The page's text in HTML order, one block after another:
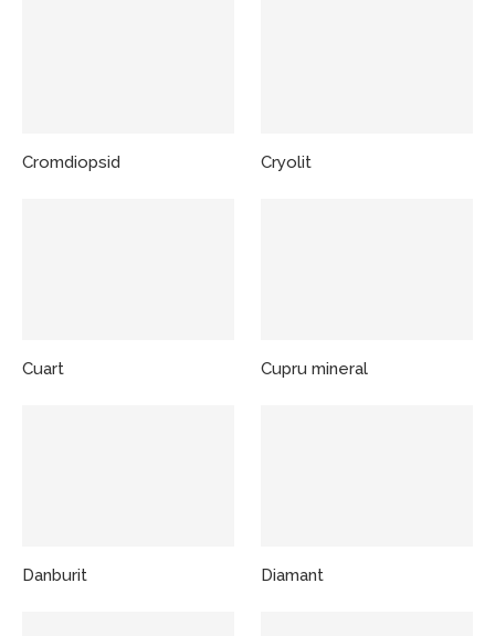
Cromdiopsid Cryolit
Cuart Cupru mineral
Danburit Diamant